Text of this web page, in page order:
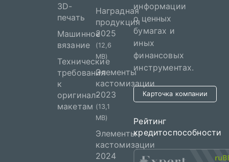
3D-
печать
Машинное
вязание
Технические
требования
к
оригинал-
макетам
Наградная
продукция
2025
(12,6
MB)
Элементы
кастомизации
2023
(13,1
MB)
Элементы
кастомизации
2024
информации
о ценных
бумагах и
иных
финансовых
инструментах.
Карточка компании
Рейтинг
кредитоспособности